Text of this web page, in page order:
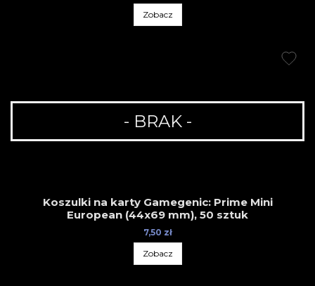
Zobacz
- BRAK -
Koszulki na karty Gamegenic: Prime Mini
European (44x69 mm), 50 sztuk
7,50 zł
Zobacz